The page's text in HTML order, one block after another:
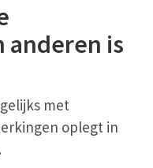
anderen is
met
oplegt in